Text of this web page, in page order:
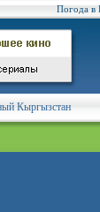
Погода в
Кыргызстан